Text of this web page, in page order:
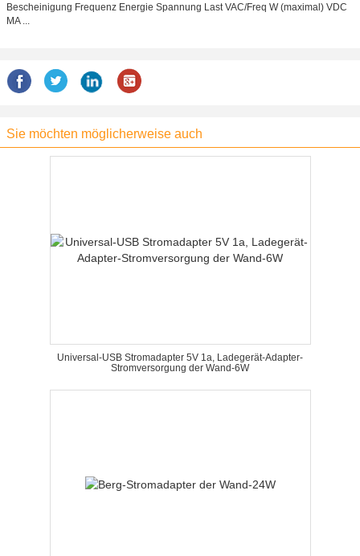
Bescheinigung Frequenz Energie Spannung Last VAC/Freq W (maximal) VDC
MA ...
Sie möchten möglicherweise auch
Universal-USB Stromadapter 5V 1a, Ladegerät-Adapter-
Stromversorgung der Wand-6W